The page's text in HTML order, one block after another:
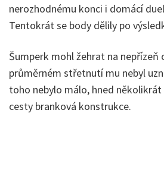
nerozhodnému konci i domácí
Tentokrát se body dělily po
Šumperk mohl žehrat na nepřízeň
průměrném střetnutí mu nebyl
toho nebylo málo, hned
cesty branková konstrukce.